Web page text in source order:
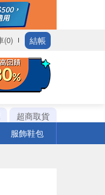
(0) 結帳
超商取貨
服飾鞋包